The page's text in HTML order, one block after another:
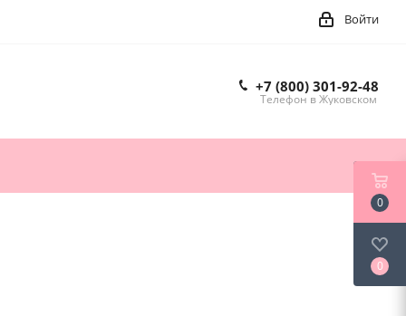
Войти
+7 (800) 301-92-48
Телефон в Жуковском
0
0